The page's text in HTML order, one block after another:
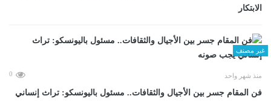
الابتكار
غير مصنف
منذ شهر واحد 0
فن المقام جسر بين الأجيال والثقافات.. مسئول باليونسكو: تراث إنساني